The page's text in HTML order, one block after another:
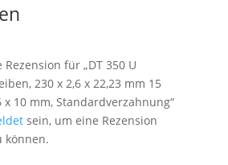
für „DT 350 U
230 x 2,6 x 22,23 mm 15
x 10 mm, Standardverzahnung“
sein, um eine Rezension
können.